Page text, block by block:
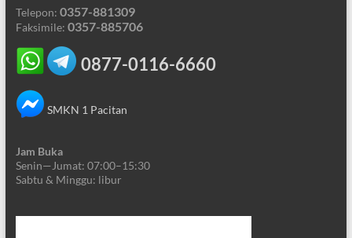
Telepon: 0357-881309
Faksimile: 0357-885706
0877-0116-6660
SMKN 1 Pacitan
Jam Buka
Senin—Jumat: 07:00–15:30
Sabtu & Minggu: libur